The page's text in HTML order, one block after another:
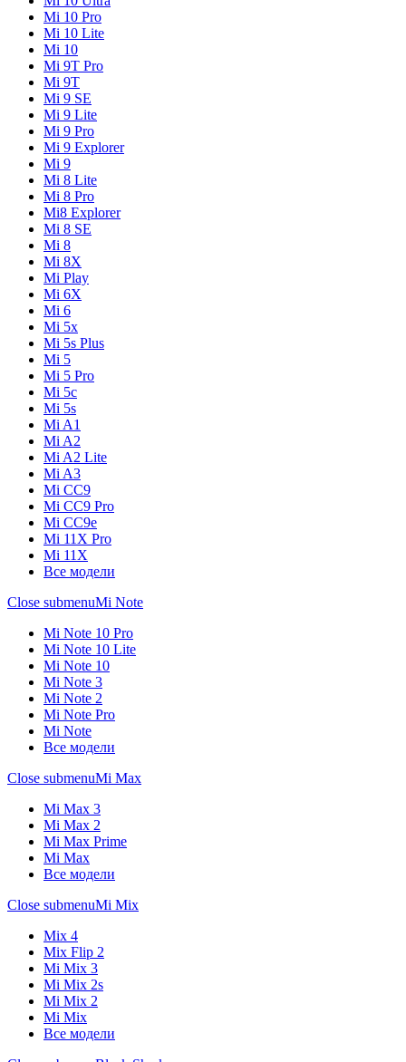
Mi 10 Pro
Mi 10 Lite
Mi 10
Mi 9T Pro
Mi 9T
Mi 9 SE
Mi 9 Lite
Mi 9 Pro
Mi 9 Explorer
Mi 9
Mi 8 Lite
Mi 8 Pro
Mi8 Explorer
Mi 8 SE
Mi 8
Mi 8X
Mi Play
Mi 6X
Mi 6
Mi 5x
Mi 5s Plus
Mi 5
Mi 5 Pro
Mi 5c
Mi 5s
Mi A1
Mi A2
Mi A2 Lite
Mi A3
Mi CC9
Mi CC9 Pro
Mi CC9e
Mi 11X Pro
Mi 11X
Все модели
Close submenuMi Note
Mi Note 10 Pro
Mi Note 10 Lite
Mi Note 10
Mi Note 3
Mi Note 2
Mi Note Pro
Mi Note
Все модели
Close submenuMi Max
Mi Max 3
Mi Max 2
Mi Max Prime
Mi Max
Все модели
Close submenuMi Mix
Mix 4
Mix Flip 2
Mi Mix 3
Mi Mix 2s
Mi Mix 2
Mi Mix
Все модели